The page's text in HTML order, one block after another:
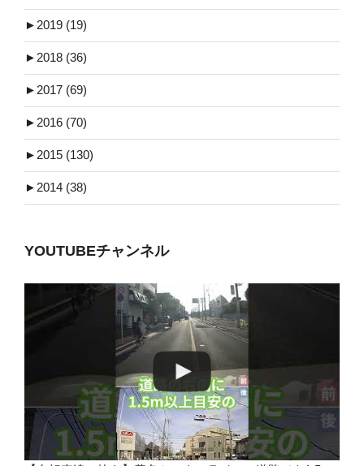
► 2019 (19)
► 2018 (36)
► 2017 (69)
► 2016 (70)
► 2015 (130)
► 2014 (38)
YOUTUBEチャンネル